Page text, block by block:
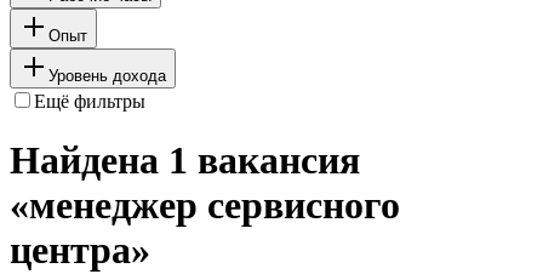
Опыт
Уровень дохода
Ещё фильтры
Найдена 1 вакансия
«менеджер сервисного
центра»